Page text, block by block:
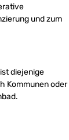
und zum
diejenige
Kommunen oder